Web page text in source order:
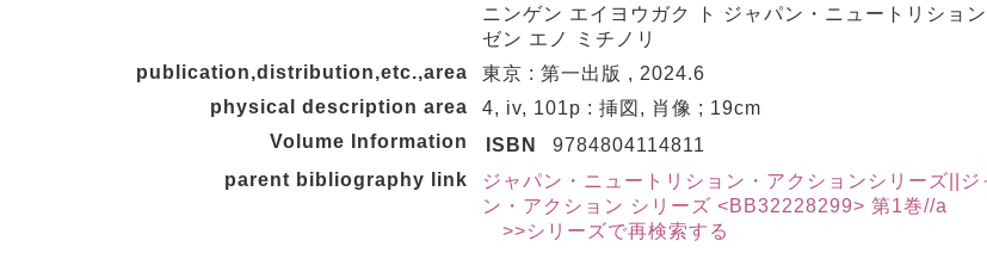
ニンゲン エイヨウガク ト ジャパン・ニュートリショ
ゼン エノ ミチノリ
publication,distribution,etc.,area
東京 : 第一出版 , 2024.6
physical description area
4, iv, 101p : 挿図, 肖像 ; 19cm
Volume Information
ISBN
9784804114811
parent bibliography link
ジャパン・ニュートリション・アクションシリーズ||ジ
ン・アクション シリーズ <BB32228299> 第1巻//a
>>シリーズで再検索する